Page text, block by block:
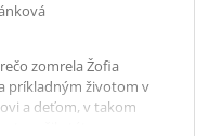
zomrela Žofia
príkladným životom v
a deťom, v takom